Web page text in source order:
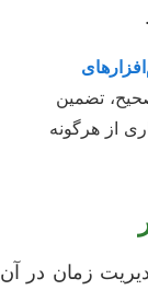
تضمین
از هرگونه
زمان در آن